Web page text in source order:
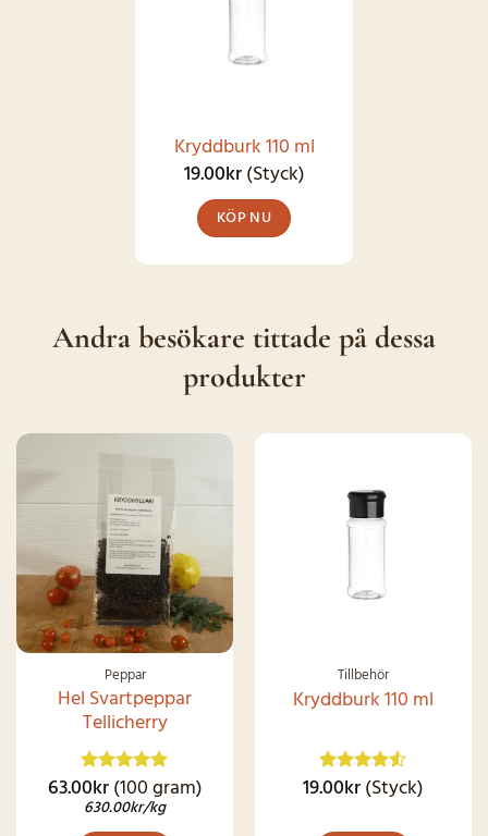
Kryddburk 110 ml
19.00kr(Styck)
KÖP NU
Andra besökare tittade på dessa
produkter
LAGER IGEN
Peppar
Hel Svartpeppar
Tellicherry
Betygsatt
4.86 av 5
63.00kr(100 gram)
630.00kr/kg
Tillbehör
Kryddburk 110 ml
Betygsatt
av 5
19.00kr(Styck)